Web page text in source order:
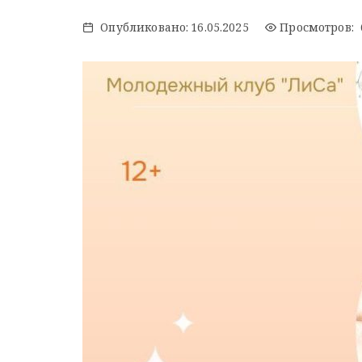
Опубликовано: 16.05.2025 Просмотров: